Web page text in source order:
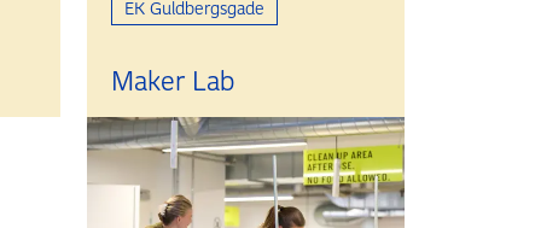
EK Guldbergsgade
Maker Lab